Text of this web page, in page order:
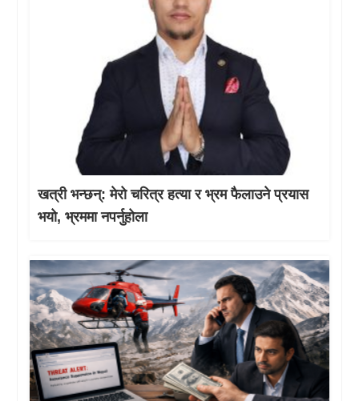
खत्री भन्छन्: मेरो चरित्र हत्या र भ्रम फैलाउने प्रयास
भयो, भ्रममा नपर्नुहोला